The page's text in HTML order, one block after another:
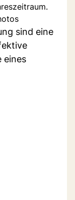
sind eine
eines